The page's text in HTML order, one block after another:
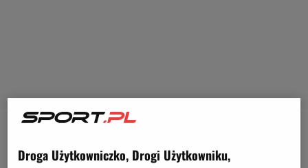
Europy kibice nie mogli narzekać na nudę. Mimo
Droga Użytkowniczko, Drogi Użytkowniku,